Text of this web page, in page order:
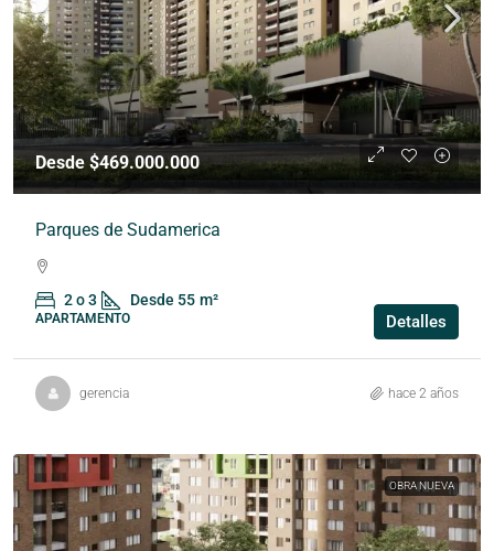
Desde $469.000.000
Parques de Sudamerica
2 o 3 Desde 55 m²
APARTAMENTO Detalles
gerencia hace 2 años
OBRA NUEVA